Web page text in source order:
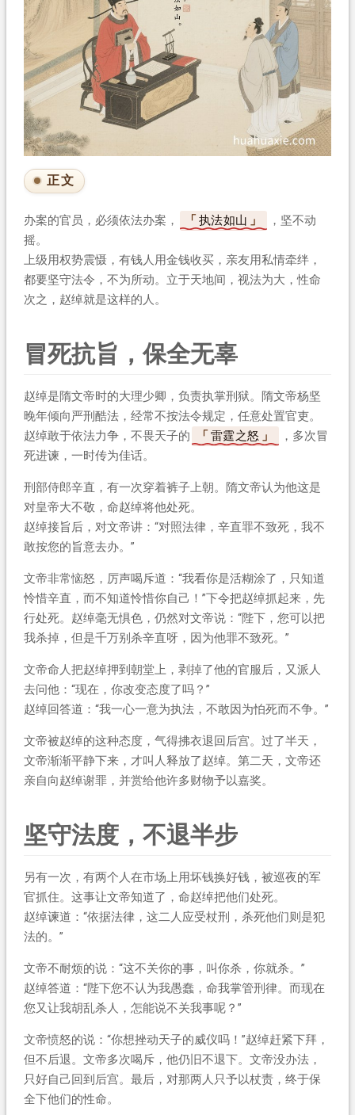
正文
办案的官员，必须依法办案， 执法如山
，坚不动
摇。
上级用权势震慑，有钱人用金钱收买，亲友用私情牵绊，
都要坚守法令，不为所动。立于天地间，视法为大，性命
次之，赵绰就是这样的人。
冒死抗旨，保全无辜
赵绰是隋文帝时的大理少卿，负责执掌刑狱。隋文帝杨坚
晚年倾向严刑酷法，经常不按法令规定，任意处置官吏。
赵绰敢于依法力争，不畏天子的
雷霆之怒
，多次冒
死进谏，一时传为佳话。
刑部侍郎辛直，有一次穿着裤子上朝。隋文帝认为他这是
对皇帝大不敬，命赵绰将他处死。
赵绰接旨后，对文帝讲：“对照法律，辛直罪不致死，我不
敢按您的旨意去办。”
文帝非常恼怒，厉声喝斥道：“我看你是活糊涂了，只知道
怜惜辛直，而不知道怜惜你自己！”下令把赵绰抓起来，先
行处死。赵绰毫无惧色，仍然对文帝说：“陛下，您可以把
我杀掉，但是千万别杀辛直呀，因为他罪不致死。”
文帝命人把赵绰押到朝堂上，剥掉了他的官服后，又派人
去问他：“现在，你改变态度了吗？”
赵绰回答道：“我一心一意为执法，不敢因为怕死而不争。”
文帝被赵绰的这种态度，气得拂衣退回后宫。过了半天，
文帝渐渐平静下来，才叫人释放了赵绰。第二天，文帝还
亲自向赵绰谢罪，并赏给他许多财物予以嘉奖。
坚守法度，不退半步
另有一次，有两个人在市场上用坏钱换好钱，被巡夜的军
官抓住。这事让文帝知道了，命赵绰把他们处死。
赵绰谏道：“依据法律，这二人应受杖刑，杀死他们则是犯
法的。”
文帝不耐烦的说：“这不关你的事，叫你杀，你就杀。”
赵绰答道：“陛下您不认为我愚蠢，命我掌管刑律。而现在
您又让我胡乱杀人，怎能说不关我事呢？”
文帝愤怒的说：“你想挫动天子的威仪吗！”赵绰赶紧下拜，
但不后退。文帝多次喝斥，他仍旧不退下。文帝没办法，
只好自己回到后宫。最后，对那两人只予以杖责，终于保
全下他们的性命。